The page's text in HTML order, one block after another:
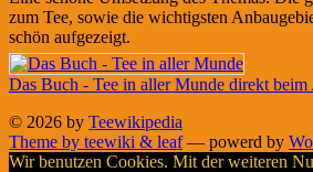
zum Tee, sowie die wichtigsten
schön aufgezeigt.
Das Buch - Tee in aller Munde direkt beim
© 2026 by Teewikipedia
Theme by teewiki & leaf— powerd by
Wir benutzen Cookies. Mit der weiteren